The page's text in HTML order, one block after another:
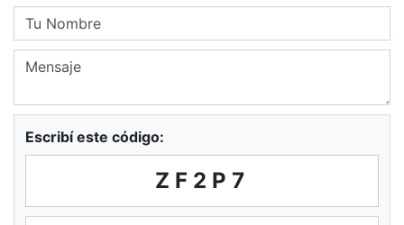
Escribí este código:
ZF2P7